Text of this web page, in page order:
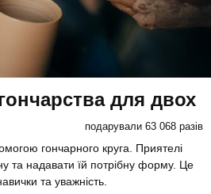
для двох
подарували 63 068 разів
гончарного круга. Приятелі
та надавати їй потрібну форму. Це
та уважність.